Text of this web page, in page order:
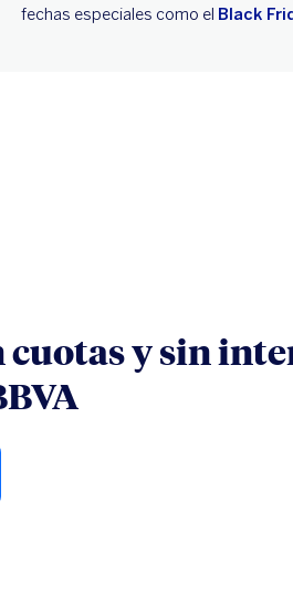
fechas especiales como el Black
y sin